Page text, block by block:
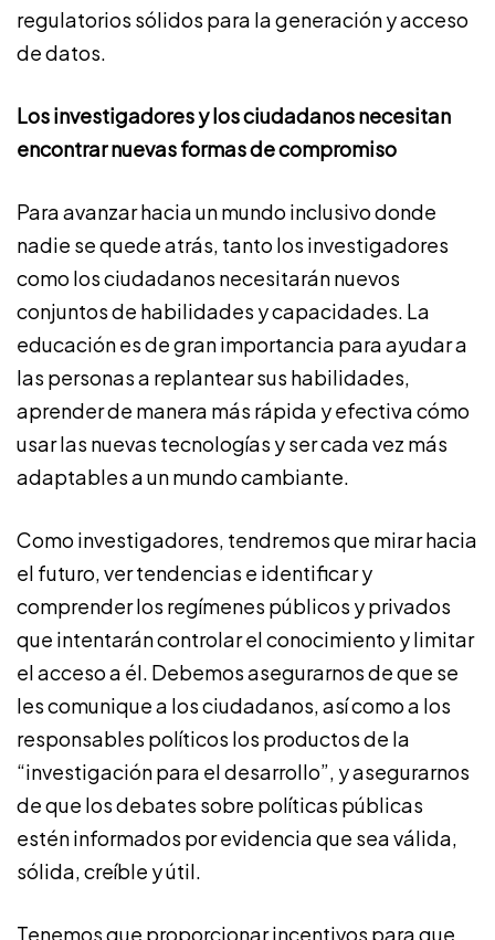
regulatorios sólidos para la generación y acceso
de datos.
Los investigadores y los ciudadanos necesitan
encontrar nuevas formas de compromiso
Para avanzar hacia un mundo inclusivo donde
nadie se quede atrás, tanto los investigadores
como los ciudadanos necesitarán nuevos
conjuntos de habilidades y capacidades. La
educación es de gran importancia para ayudar a
las personas a replantear sus habilidades,
aprender de manera más rápida y efectiva cómo
usar las nuevas tecnologías y ser cada vez más
adaptables a un mundo cambiante.
Como investigadores, tendremos que mirar hacia
el futuro, ver tendencias e identificar y
comprender los regímenes públicos y privados
que intentarán controlar el conocimiento y limitar
el acceso a él. Debemos asegurarnos de que se
les comunique a los ciudadanos, así como a los
responsables políticos los productos de la
“investigación para el desarrollo”, y asegurarnos
de que los debates sobre políticas públicas
estén informados por evidencia que sea válida,
sólida, creíble y útil.
Tenemos que proporcionar incentivos para que